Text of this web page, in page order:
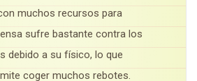
muchos recursos para
sufre bastante contra los
debido a su físico, lo que
coger muchos rebotes.